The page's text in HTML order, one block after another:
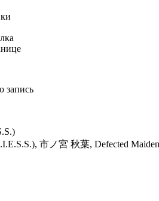
запись
市ノ宮 秋葉, Defected